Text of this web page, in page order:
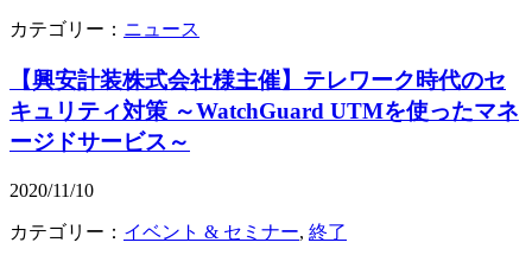
カテゴリー： ニュース
【興安計装株式会社様主催】テレワーク時代のセ
キュリティ対策 ～WatchGuard UTMを使ったマネ
ージドサービス～
2020/11/10
カテゴリー： イベント & セミナー, 終了